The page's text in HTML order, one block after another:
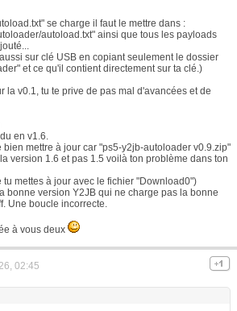
se charge il faut le mettre dans :
autoload.txt" ainsi que tous les payloads
sur clé USB en copiant seulement le dossier
et ce qu'il contient directement sur ta clé.)
la v0.1, tu te prive de pas mal d'avancées et de
en v1.6.
bien mettre à jour car "ps5-y2jb-autoloader v0.9.zip"
version 1.6 et pas 1.5 voilà ton problème dans ton
tu mettes à jour avec le fichier "Download0")
bonne version Y2JB qui ne charge pas la bonne
Une boucle incorrecte.
à vous deux
02:45